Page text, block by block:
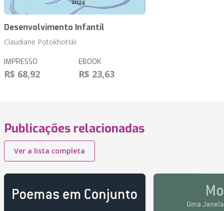
Desenvolvimento Infantil
Claudiane Potokhotski
IMPRESSO
R$ 68,92
EBOOK
R$ 23,63
Publicações relacionadas
Ver a lista completa